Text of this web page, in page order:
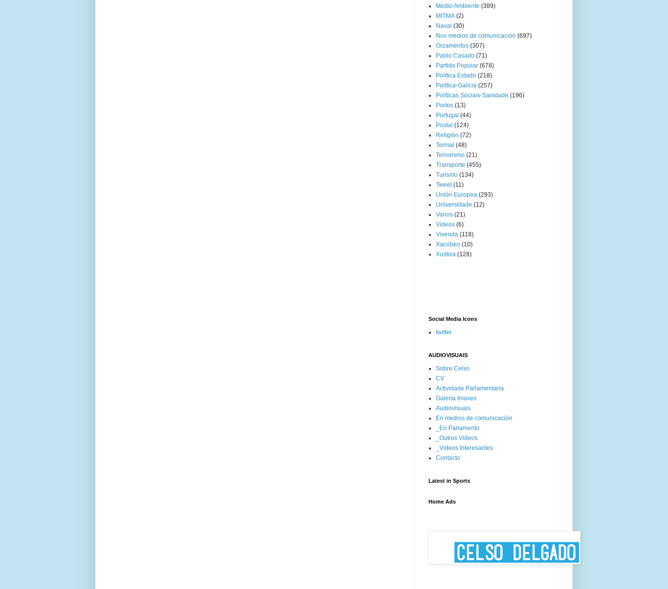
Medio Ambiente (389)
MITMA (2)
Naval (30)
Nos medios de comunicación (697)
Orzamentos (307)
Pablo Casado (71)
Partido Popular (678)
Política Estado (218)
Política-Galicia (257)
Políticas Sociais-Sanidade (196)
Portos (13)
Portugal (44)
Postal (124)
Religión (72)
Termal (48)
Terrorismo (21)
Transporte (455)
Turismo (134)
Tweet (11)
Unión Europea (293)
Universidade (12)
Varios (21)
Vídeos (6)
Vivenda (118)
Xacobeo (10)
Xustiza (128)
Social Media Icons
twitter
AUDIOVISUAIS
Sobre Celso
CV
Actividade Parlamentaria
Galería Imaxes
Audiovisuais
En medios de comunicación
_En Parlamento
_Outros Videos
_Videos Interesantes
Contacto
Latest in Sports
Home Ads